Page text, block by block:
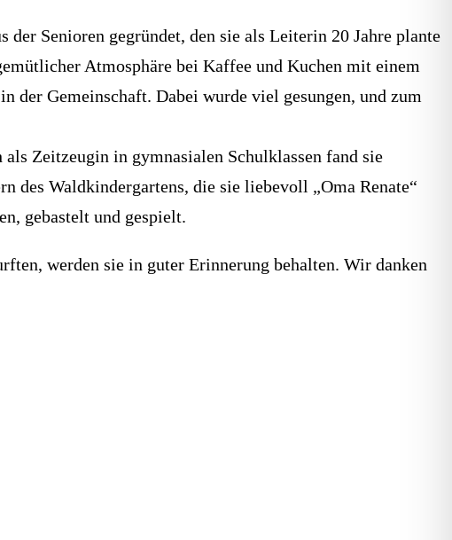
Senioren gegründet, den sie als Leiterin 20 Jahre plante
Atmosphäre bei Kaffee und Kuchen mit einem
der Gemeinschaft. Dabei wurde viel gesungen, und zum
Zeitzeugin in gymnasialen Schulklassen fand sie
des Waldkindergartens, die sie liebevoll „Oma Renate“
gebastelt und gespielt.
werden sie in guter Erinnerung behalten. Wir danken